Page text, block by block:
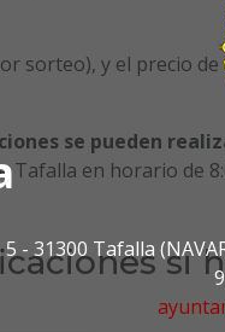
- 31300 Tafalla
sorteo), y el precio
se pueden
Tafalla en horario de
si